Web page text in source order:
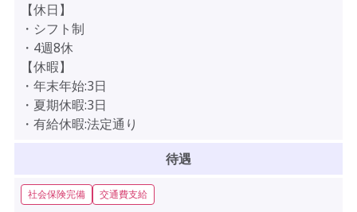
【休日】
・シフト制
・4週8休
【休暇】
・年末年始:3日
・夏期休暇:3日
・有給休暇:法定通り
待遇
社会保険完備 交通費支給